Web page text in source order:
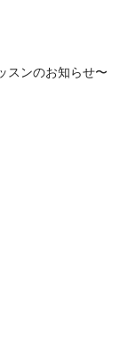
スンのお知らせ〜